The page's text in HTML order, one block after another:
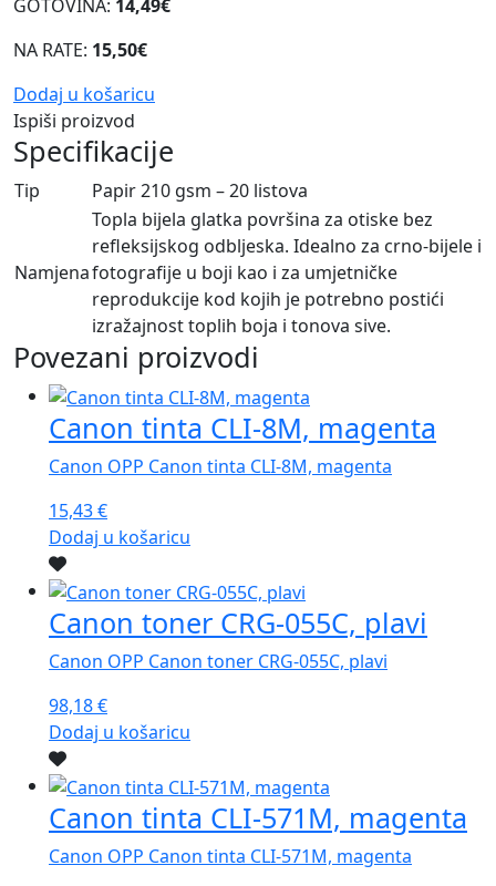
GOTOVINA: 14,49€
NA RATE: 15,50€
Dodaj u košaricu
Ispiši proizvod
Specifikacije
Tip Papir 210 gsm – 20 listova
Namjena
Topla bijela glatka površina za otiske bez
refleksijskog odbljeska. Idealno za crno-bijele i
fotografije u boji kao i za umjetničke
reprodukcije kod kojih je potrebno postići
izražajnost toplih boja i tonova sive.
Povezani proizvodi
Canon tinta CLI-8M, magenta
Canon OPP Canon tinta CLI-8M, magenta
15,43€
Dodaj u košaricu
Canon toner CRG-055C, plavi
Canon OPP Canon toner CRG-055C, plavi
98,18€
Dodaj u košaricu
Canon tinta CLI-571M, magenta
Canon OPP Canon tinta CLI-571M, magenta